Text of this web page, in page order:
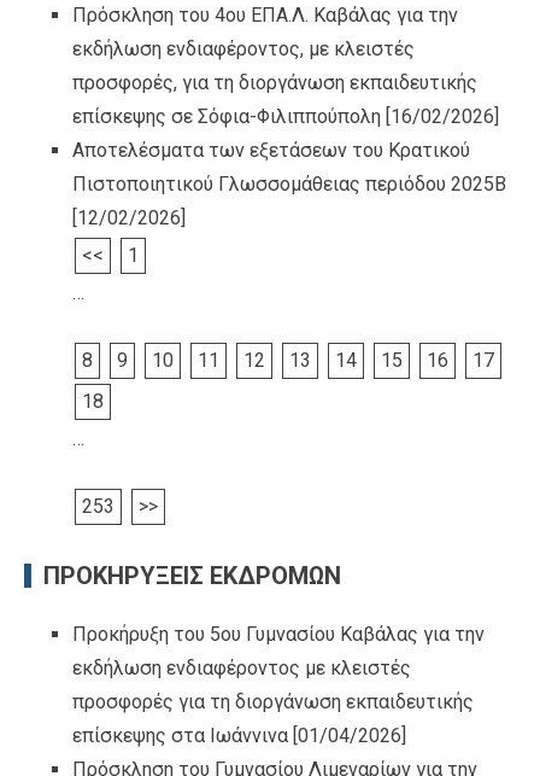
Πρόσκληση του 4ου ΕΠΑ.Λ. Καβάλας για την
εκδήλωση ενδιαφέροντος, με κλειστές
προσφορές, για τη διοργάνωση εκπαιδευτικής
επίσκεψης σε Σόφια-Φιλιππούπολη [16/02/2026]
Αποτελέσματα των εξετάσεων του Κρατικού
Πιστοποιητικού Γλωσσομάθειας περιόδου 2025Β
[12/02/2026]
<<
1
…
8 9 10 11 12 13 14 15 16
17
18
…
253 >>
ΠΡΟΚΗΡΥΞΕΙΣ ΕΚΔΡΟΜΩΝ
Προκήρυξη του 5ου Γυμνασίου Καβάλας για την
εκδήλωση ενδιαφέροντος με κλειστές
προσφορές για τη διοργάνωση εκπαιδευτικής
επίσκεψης στα Ιωάννινα [01/04/2026]
Πρόσκληση του Γυμνασίου Λιμεναρίων για την